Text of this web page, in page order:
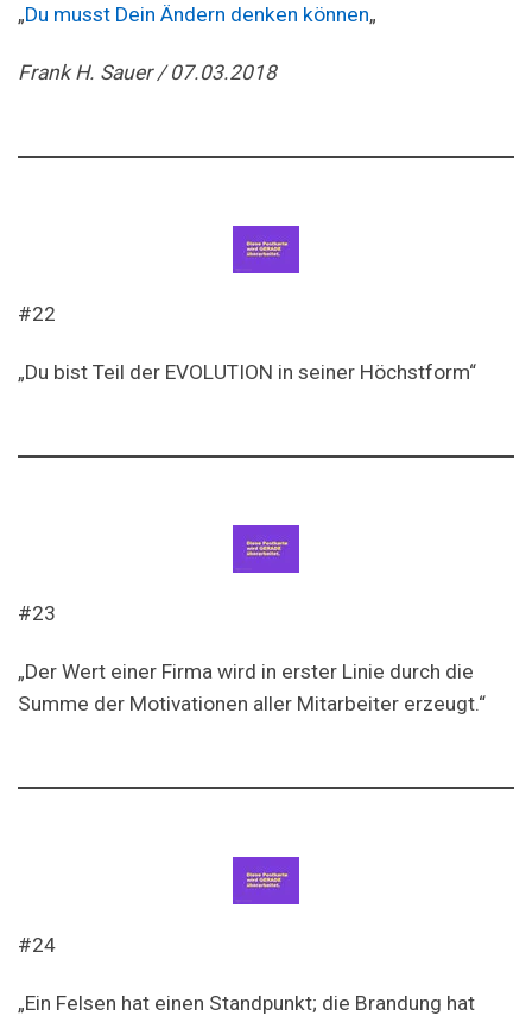
„Du musst Dein Ändern denken können„
Frank H. Sauer / 07.03.2018
#22
„Du bist Teil der EVOLUTION in seiner Höchstform“
#23
„Der Wert einer Firma wird in erster Linie durch die
Summe der Motivationen aller Mitarbeiter erzeugt.“
#24
„Ein Felsen hat einen Standpunkt; die Brandung hat